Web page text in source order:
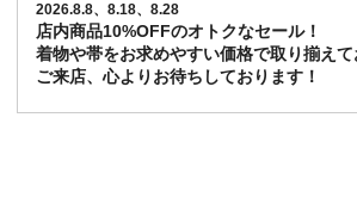
2026.8.8、8.18、8.28
店内商品10%OFFのオトクなセール！
着物や帯をお求めやすい価格で取り揃えて
ご来店、心よりお待ちしております！